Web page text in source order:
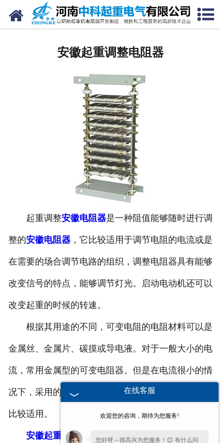
网站首页
安徽电抗器
安徽电控柜
安徽联动控制台
安徽电气控制系统
安徽频敏变阻器
安徽主令控制器
安徽滤波器
安徽触头总成
安徽起重调整电阻器
起重调整安徽电阻器是一种阻值能够随时进行调
整的安徽电阻器，它比较适用于调节电阻的电流或是
在需要的场合调节电路的组织，调整电阻器具有能够
改变信号的特点，能够调节灯光。启动电动机还可以
改变起重的时候的转速。
根据其用途的不同，可变电阻的电阻材料可以是
金属丝、金属片、碳摸或导电液。对于一般大小的电
流，常用金属型的可变电阻器。但是在电流很小的情
况下，采用的是碳模型。而电流大的时候选用电解型
比较适用。
安徽起重调整电阻器一般都是安装在室内的，不
在线客服
欢迎您的咨询，期待为您服务!
您好呀～很高兴为您服务！😊 有什么问